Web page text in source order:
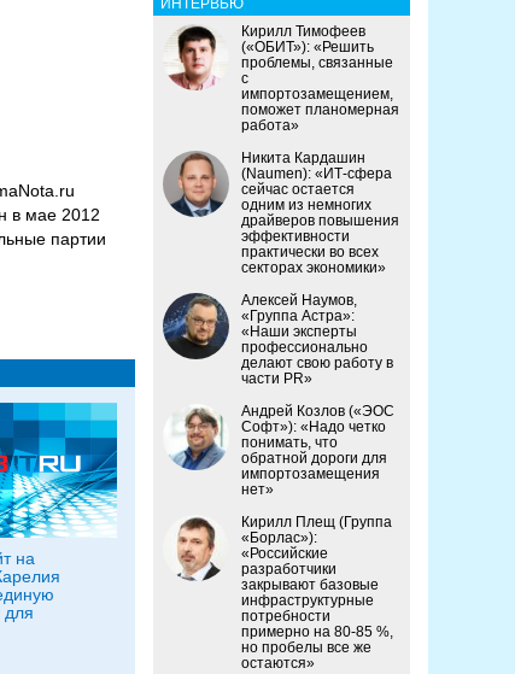
в мае 2012
партии
на
ИНТЕРВЬЮ
Кирилл Тимофеев
(«ОБИТ»): «Решить
проблемы, связанные
с
импортозамещением,
поможет планомерная
работа»
Никита Кардашин
(Naumen): «ИТ-сфера
сейчас остается
одним из немногих
драйверов повышения
эффективности
практически во всех
секторах экономики»
Алексей Наумов,
«Группа Астра»:
«Наши эксперты
профессионально
делают свою работу в
части PR»
Андрей Козлов («ЭОС
Софт»): «Надо четко
понимать, что
обратной дороги для
импортозамещения
нет»
Кирилл Плещ (Группа
«Борлас»):
«Российские
разработчики
закрывают базовые
инфраструктурные
потребности
примерно на 80-85 %,
но пробелы все же
остаются»